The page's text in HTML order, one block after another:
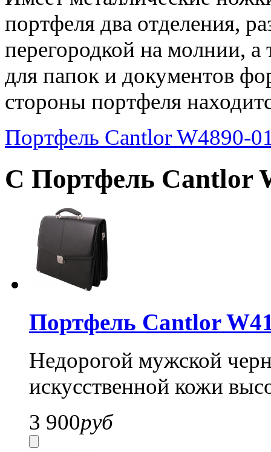
портфеля два отделения,
перегородкой на молнии, а
для папок и документов
стороны портфеля
Портфель Cantlor W4890-
С Портфель Cantlor
Портфель Cantlor
Недорогой мужской
искусственной кожи
3 900руб